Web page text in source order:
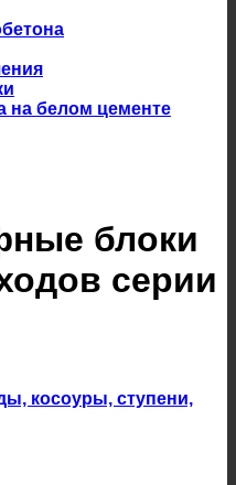
на белом цементе
блоки
серии
косоуры, ступени,